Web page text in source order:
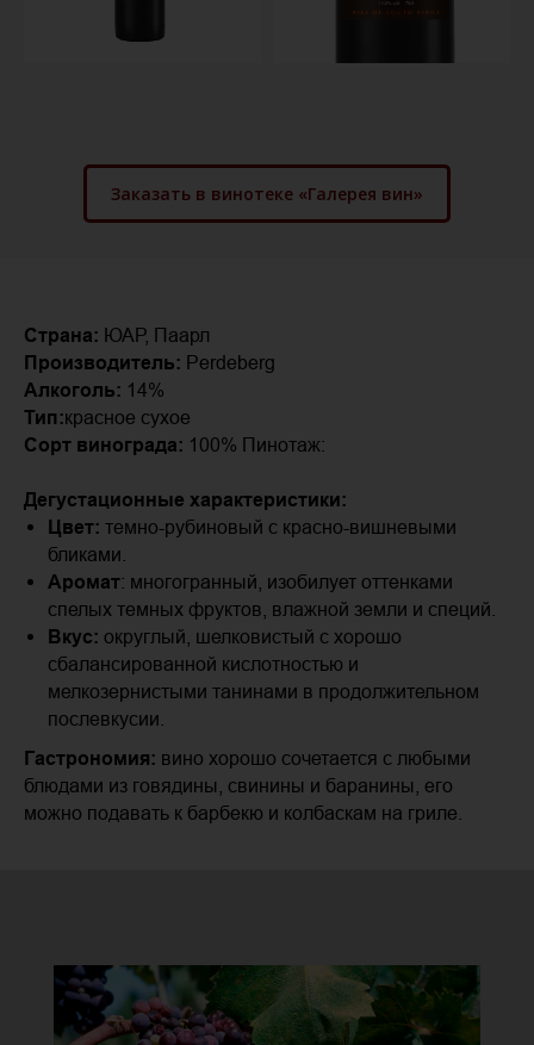
Заказать в винотеке «Галерея вин»
Страна: ЮАР, Паарл
Производитель: Perdeberg
Алкоголь: 14%
Тип:красное сухое
Сорт винограда: 100% Пинотаж:
Дегустационные характеристики:
Цвет: темно-рубиновый с красно-вишневыми
бликами.
Аромат: многогранный, изобилует оттенками
спелых темных фруктов, влажной земли и специй.
Вкус: округлый, шелковистый с хорошо
сбалансированной кислотностью и
мелкозернистыми танинами в продолжительном
послевкусии.
Гастрономия: вино хорошо сочетается с любыми
блюдами из говядины, свинины и баранины, его
можно подавать к барбекю и колбаскам на гриле.